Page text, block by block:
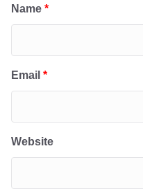
Name *
Email *
Website